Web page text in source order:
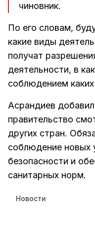
чиновник.
По его словам,
какие виды
получат
деятельности, в
соблюдением
Асрандиев
правительство
других стран.
соблюдение новых
безопасности и
санитарных норм.
Новости